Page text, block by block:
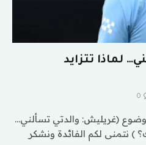
لماذا تتزايد
0
(غريليش: والدتي تسألني…
) نتمنى لكم الفائدة ونشكر